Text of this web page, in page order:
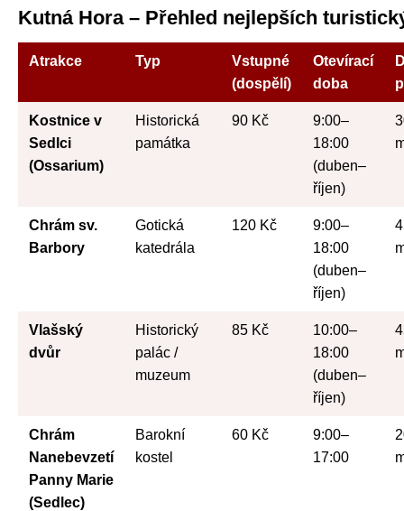
Kutná Hora – Přehled nejlepších
Atrakce Typ
Vstupné
(dospělí)
Otevírací
doba
Kostnice v
Sedlci
(Ossarium)
Historická
památka
90 Kč
9:00–
18:00
(duben–
říjen)
Chrám sv.
Barbory
Gotická
katedrála
120 Kč
9:00–
18:00
(duben–
říjen)
Vlašský
dvůr
Historický
palác /
muzeum
85 Kč
10:00–
18:00
(duben–
říjen)
Chrám
Nanebevzetí
Panny Marie
(Sedlec)
Barokní
kostel
60 Kč
9:00–
17:00